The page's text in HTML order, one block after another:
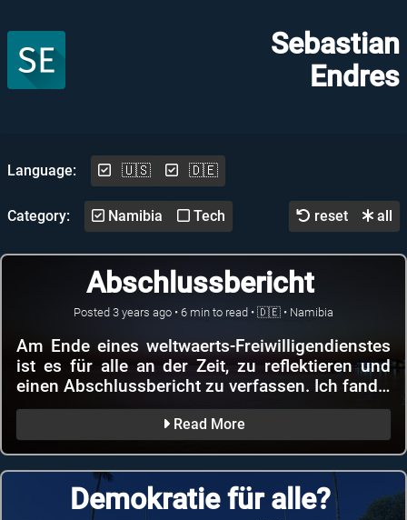
Sebastian
Endres
Language: 🇺🇸 🇩🇪
Category: Namibia Tech reset all
Abschlussbericht
Posted 3 years ago • 6 min to read • 🇩🇪 • Namibia
Am Ende eines weltwaerts-Freiwilligendienstes
ist es für alle an der Zeit, zu reflektieren und
einen Abschlussbericht zu verfassen. Ich fand…
Read More
Demokratie für alle?